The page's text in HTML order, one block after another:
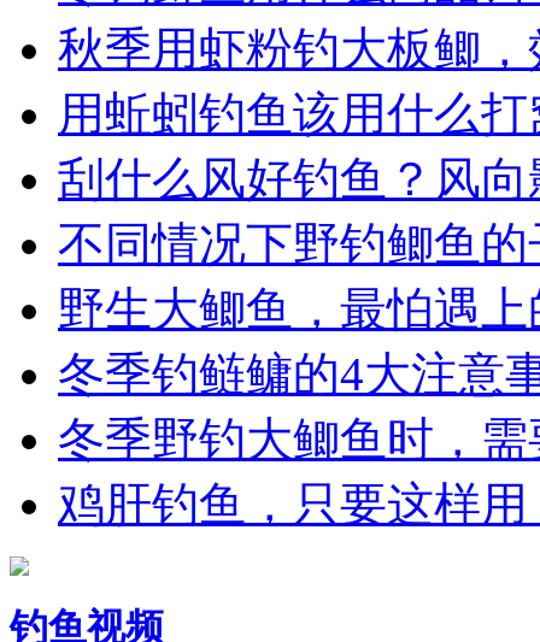
秋季用虾粉钓大板鲫
用蚯蚓钓鱼该用什么打
刮什么风好钓鱼？风
不同情况下野钓鲫鱼
野生大鲫鱼，最怕遇
冬季钓鲢鳙的4大注意
冬季野钓大鲫鱼时，
鸡肝钓鱼，只要这样
钓鱼视频